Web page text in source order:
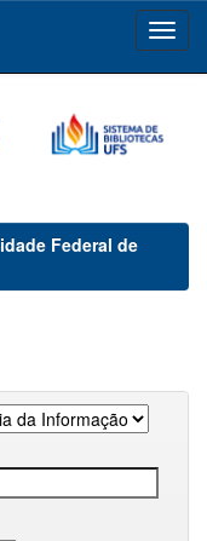
Federal de